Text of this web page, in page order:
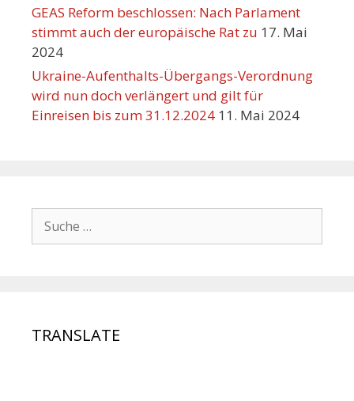
GEAS Reform beschlossen: Nach Parlament
stimmt auch der europäische Rat zu 17. Mai
2024
Ukraine-Aufenthalts-Übergangs-Verordnung
wird nun doch verlängert und gilt für
Einreisen bis zum 31.12.2024 11. Mai 2024
TRANSLATE